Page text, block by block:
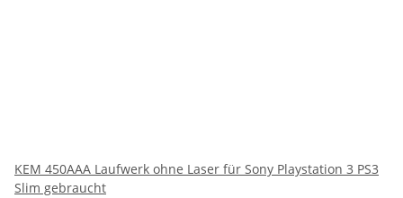
KEM 450AAA Laufwerk ohne Laser für Sony Playstation 3 PS3
Slim gebraucht